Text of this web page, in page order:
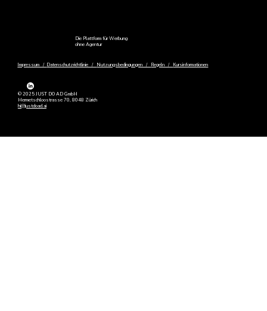
Die Plattform für Werbung
ohne Agentur
Impressum / Datenschutzrichtlinie / Nutzungsbedingungen / Regeln / Kursinformationen
© 2025 JUST DO AD GmbH
Hermetschloostrasse 70, 8048 Zürich
hi@justdoad.ai